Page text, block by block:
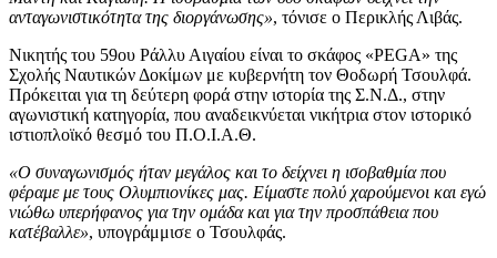
ανταγωνιστικότητα της διοργάνωσης», τόνισε ο Περικλής Λιβάς.
Νικητής του 59ου Ράλλυ Αιγαίου είναι το σκάφος «PEGA» της
Σχολής Ναυτικών Δοκίμων με κυβερνήτη τον Θοδωρή Τσουλφά.
Πρόκειται για τη δεύτερη φορά στην ιστορία της Σ.Ν.Δ., στην
αγωνιστική κατηγορία, που αναδεικνύεται νικήτρια στον ιστορικό
ιστιοπλοϊκό θεσμό του Π.Ο.Ι.Α.Θ.
«Ο συναγωνισμός ήταν μεγάλος και το δείχνει η ισοβαθμία που
φέραμε με τους Ολυμπιονίκες μας. Είμαστε πολύ χαρούμενοι και εγώ
νιώθω υπερήφανος για την ομάδα και για την προσπάθεια που
κατέβαλλε», υπογράμμισε ο Τσουλφάς.